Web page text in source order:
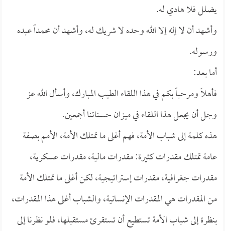
يضلل فلا هادي له.
وأشهد أن لا إله إلا الله وحده لا شريك له، وأشهد أن محمداً عبده
ورسوله.
أما بعد:
فأهلاً ومرحباً بكم في هذا اللقاء الطيب المبارك، وأسأل الله عز
وجل أن يجعل هذا اللقاء في ميزان حسناتنا أجمعين.
هذه كلمة إلى شباب الأمة، فهم أغلى ما تمتلك الأمة، الأمم بصفة
عامة تمتلك مقدرات كثيرة: مقدرات مالية، مقدرات عسكرية،
مقدرات جغرافية، مقدرات إستراتيجية، لكن أغلى ما تمتلك الأمة
من المقدرات هي المقدرات الإنسانية، والشباب أغلى هذا المقدرات،
بنظرة إلى شباب الأمة تستطيع أن تستقرئ مستقبلها، فلو نظرنا إلى